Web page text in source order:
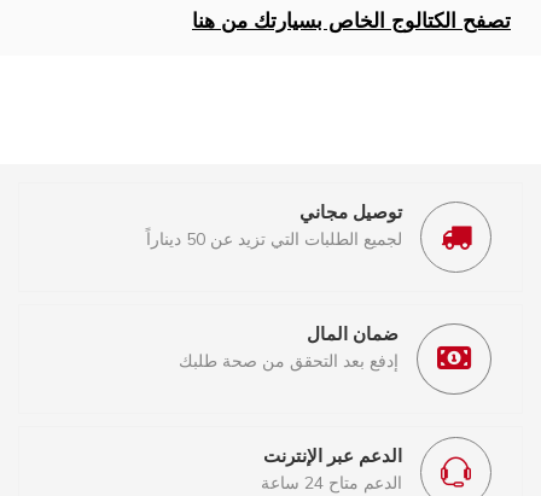
تصفح الكتالوج الخاص بسيارتك من هنا
توصيل مجاني
لجميع الطلبات التي تزيد عن 50 ديناراً
ضمان المال
إدفع بعد التحقق من صحة طلبك
الدعم عبر الإنترنت
الدعم متاح 24 ساعة